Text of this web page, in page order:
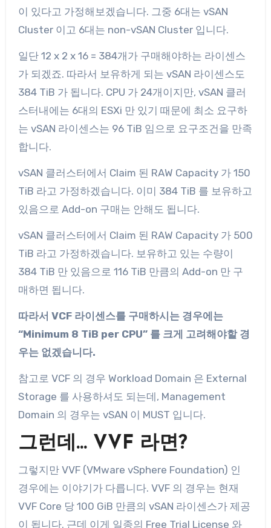
이 있다고 가정해보겠습니다. 그중 6대는 vSAN
Cluster 이고 6대는 non-vSAN Cluster 입니다.
일단 12 x 2 x 16 = 384개가 구매해야하는 라이센스
가 되겠죠. 따라서 보유하게 되는 vSAN 라이센스도
384 TiB 가 됩니다. CPU 가 24개이지만, vSAN 클러
스터내에는 6대의 ESXi 만 있기 때문에 최소 요구하
는 vSAN 라이센스는 96 TiB 임으로 요구조건을 만족
합니다.
vSAN 클러스터에서 Claim 된 RAW Capacity 가 150
TiB 라고 가정하겠습니다. 이미 384 TiB 를 보유하고
있음으로 Add-on 구매는 안해도 됩니다.
vSAN 클러스터에서 Claim 된 RAW Capacity 가 500
TiB 라고 가정하겠습니다. 보유하고 있는 수량이
384 TiB 만 있음으로 116 TiB 만큼의 Add-on 만 구
매하면 됩니다.
따라서 VCF 라이센스를 구매하시는 경우에는
“Minimum 8 TiB per CPU” 를 크게 고려해야할 경
우는 없겠습니다.
참고로 VCF 의 경우 Workload Domain 은 External
Storage 를 사용하셔도 되는데, Management
Domain 의 경우는 vSAN 이 MUST 입니다.
그런데… VVF 라면?
그렇지만 VVF (VMware vSphere Foundation) 인
경우에는 이야기가 다릅니다. VVF 의 경우는 현재
VVF Core 당 100 GiB 만큼의 vSAN 라이센스가 제공
이 됩니다. 근데 이게 일종의 Free Trial License 와